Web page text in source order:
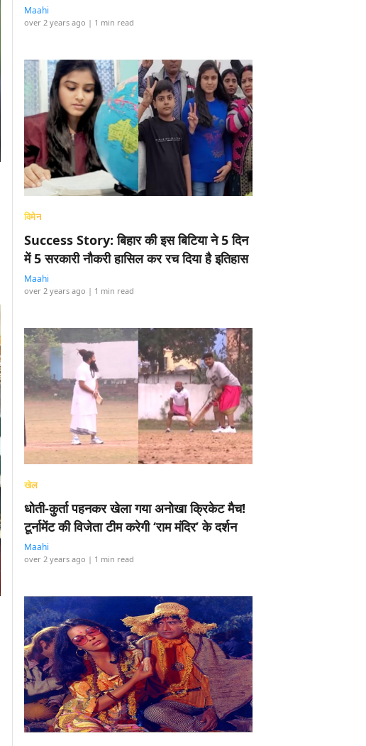
Maahi
over 2 years ago | 1 min read
विमेन
Success Story: बिहार की इस बिटिया ने 5 दिन
में 5 सरकारी नौकरी हासिल कर रच दिया है इतिहास
Maahi
over 2 years ago | 1 min read
खेल
धोती-कुर्ता पहनकर खेला गया अनोखा क्रिकेट मैच!
टूर्नामेंट की विजेता टीम करेगी ‘राम मंदिर’ के दर्शन
Maahi
over 2 years ago | 1 min read